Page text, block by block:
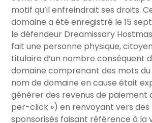
motif qu’il enfreindrait ses droits.
domaine a été enregistré le 15
le défendeur Dreamissary
fait une personne physique,
titulaire d’un nombre conséquent
domaine comprenant des mots du
nom de domaine en cause était
générer des revenus de paiement
per-click ») en renvoyant vers des
sponsorisés faisant référence à la